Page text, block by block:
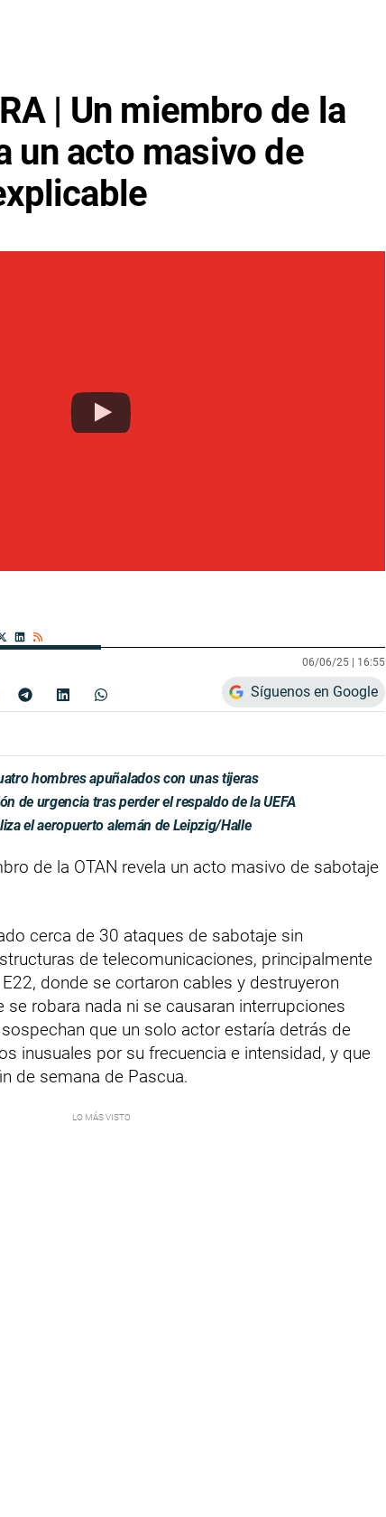
| Un miembro de la
un acto masivo de
06/06/25 | 16:55
Síguenos en Google
hombres apuñalados con unas tijeras
de urgencia tras perder el respaldo de la UEFA
el aeropuerto alemán de Leipzig/Halle
de la OTAN revela un acto masivo de sabotaje
cerca de 30 ataques de sabotaje sin
de telecomunicaciones, principalmente
donde se cortaron cables y destruyeron
robara nada ni se causaran interrupciones
que un solo actor estaría detrás de
inusuales por su frecuencia e intensidad, y que
de semana de Pascua.